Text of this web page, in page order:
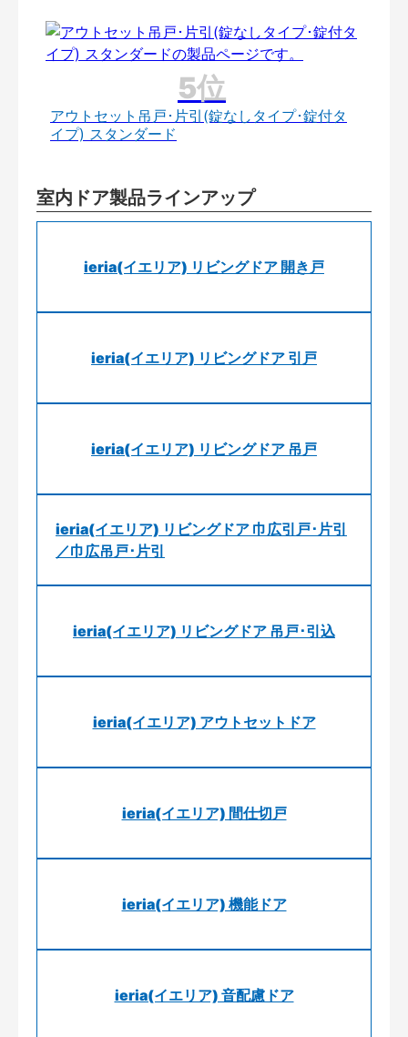
アウトセット吊戸･片引(錠なしタイプ･錠付タ
イプ) スタンダード
室内ドア製品ラインアップ
ieria(イエリア) リビングドア 開き戸
ieria(イエリア) リビングドア 引戸
ieria(イエリア) リビングドア 吊戸
ieria(イエリア) リビングドア 巾広引戸･片引
／巾広吊戸･片引
ieria(イエリア) リビングドア 吊戸･引込
ieria(イエリア) アウトセットドア
ieria(イエリア) 間仕切戸
ieria(イエリア) 機能ドア
ieria(イエリア) 音配慮ドア